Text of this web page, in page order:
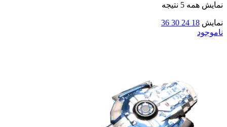
نمایش همه 5 نتیجه
نمایش 18
24
30
36
ناموجود